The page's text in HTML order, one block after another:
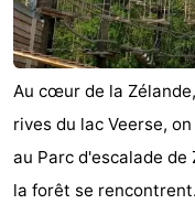
Au cœur de la
rives du lac Veerse,
au Parc d'escalade de
la forêt se